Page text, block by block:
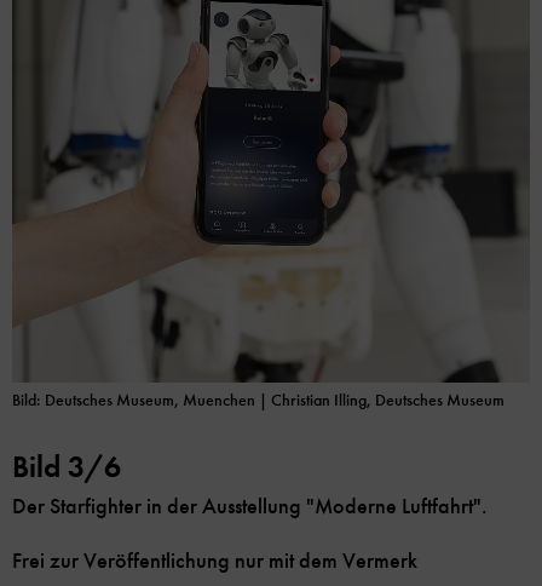
Bild: Deutsches Museum, Muenchen | Christian Illing, Deutsches Museum
Bild 3/6
Der Starfighter in der Ausstellung "Moderne Luftfahrt".
Frei zur Veröffentlichung nur mit dem Vermerk